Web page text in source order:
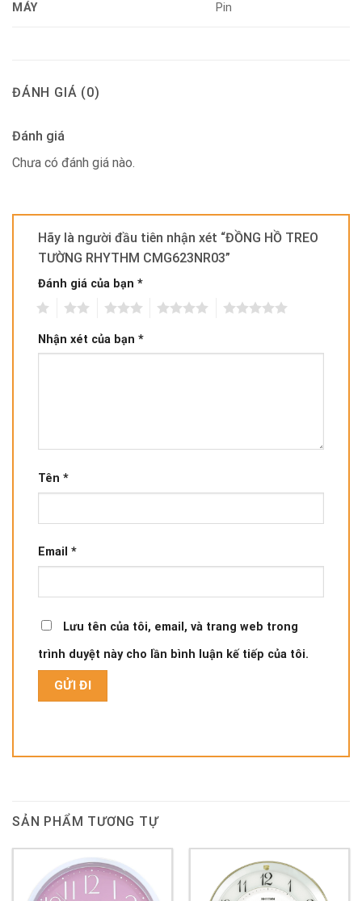
MÁY Pin
ĐÁNH GIÁ (0)
Đánh giá
Chưa có đánh giá nào.
Hãy là người đầu tiên nhận xét “ĐỒNG HỒ TREO
TƯỜNG RHYTHM CMG623NR03”
Đánh giá của bạn *
Nhận xét của bạn *
Tên *
Email *
Lưu tên của tôi, email, và trang web trong
trình duyệt này cho lần bình luận kế tiếp của tôi.
SẢN PHẨM TƯƠNG TỰ